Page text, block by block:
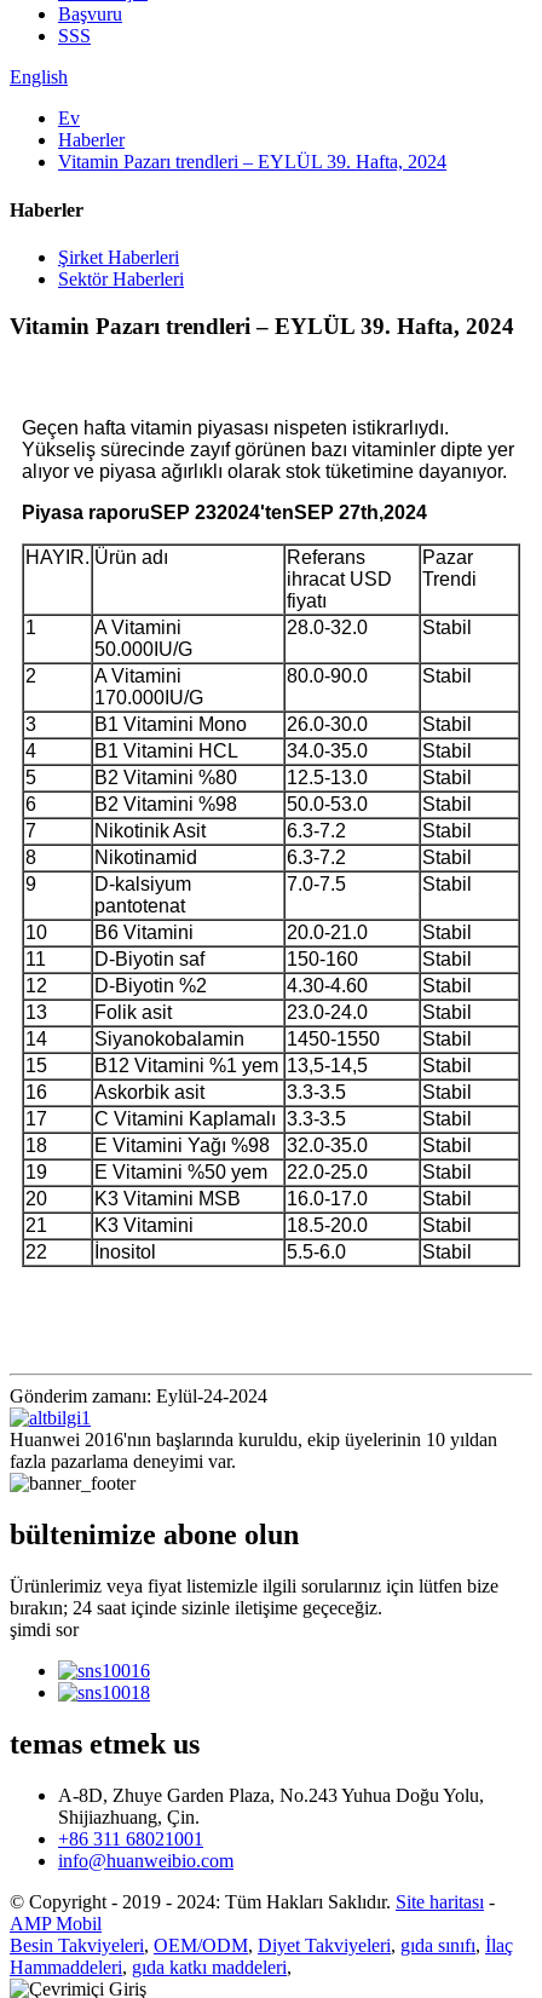
Başvuru
SSS
English
Ev
Haberler
Vitamin Pazarı trendleri – EYLÜL 39. Hafta, 2024
Haberler
Şirket Haberleri
Sektör Haberleri
Vitamin Pazarı trendleri – EYLÜL 39. Hafta, 2024
Geçen hafta vitamin piyasası nispeten istikrarlıydı.
Yükseliş sürecinde zayıf görünen bazı vitaminler dipte yer
alıyor ve piyasa ağırlıklı olarak stok tüketimine dayanıyor.
Piyasa raporuS EP 232024'tenS EP 27th,2024
HAYIR. Ürün adı
Referans
ihracat USD
fiyatı
Pazar
Trendi
1
A Vitamini
50.000IU/G
28.0-32.0 Stabil
2
A Vitamini
170.000IU/G
80.0-90.0 Stabil
3 B1 Vitamini Mono 26.0-30.0
Stabil
4
B1 Vitamini HCL 34.0-35.0
Stabil
5
B2 Vitamini %80 12.5-13.0
Stabil
6
B2 Vitamini %98 50.0-53.0
Stabil
7
Nikotinik Asit 6.3-7.2
Stabil
8
Nikotinamid 6.3-7.2
Stabil
9
D-kalsiyum
pantotenat
7.0-7.5 Stabil
10 B6 Vitamini 20.0-21.0
Stabil
11
D-Biyotin saf 150-160
Stabil
12
D-Biyotin %2 4.30-4.60
Stabil
13
Folik asit 23.0-24.0
Stabil
14
Siyanokobalamin 1450-1550
Stabil
15
B12 Vitamini %1 yem 13,5-14,5
Stabil
16
Askorbik asit 3.3-3.5
Stabil
17
C Vitamini Kaplamalı 3.3-3.5
Stabil
18
E Vitamini Yağı %98 32.0-35.0
Stabil
19
E Vitamini %50 yem 22.0-25.0
Stabil
20
K3 Vitamini MSB 16.0-17.0
Stabil
21
K3 Vitamini 18.5-20.0
Stabil
22
İnositol 5.5-6.0 Stabil
Gönderim zamanı: Eylül-24-2024
Huanwei 2016'nın başlarında kuruldu, ekip üyelerinin 10 yıldan
fazla pazarlama deneyimi var.
bültenimize abone olun
Ürünlerimiz veya fiyat listemizle ilgili sorularınız için lütfen bize
bırakın; 24 saat içinde sizinle iletişime geçeceğiz.
şimdi sor
temas etmek us
A-8D, Zhuye Garden Plaza, No.243 Yuhua Doğu Yolu,
Shijiazhuang, Çin.
+86 311 68021001
info@huanweibio.com
© Copyright - 2019 - 2024: Tüm Hakları Saklıdır. Site haritası -
AMP Mobil
Besin Takviyeleri, OEM/ODM, Diyet Takviyeleri, gıda sınıfı, İlaç
Hammaddeleri, gıda katkı maddeleri,